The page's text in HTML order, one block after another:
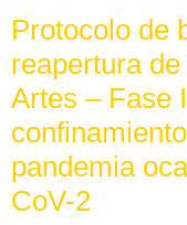
Protocolo de
reapertura
Artes – Fase
pandemia
CoV-2